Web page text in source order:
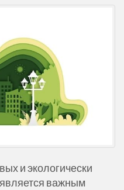
и экологически
важным